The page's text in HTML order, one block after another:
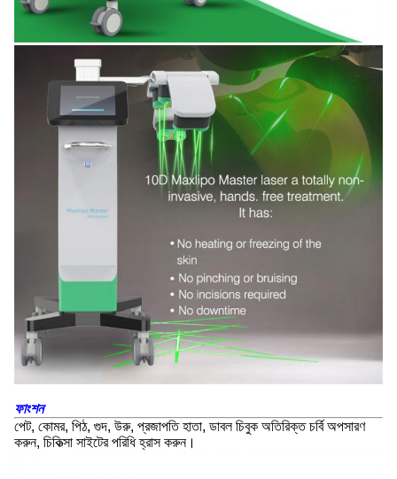
ফাংশন
পেট, কোমর, পিঠ, গুদ, উরু, প্রজাপতি হাতা, ডাবল চিবুক অতিরিক্ত চর্বি অপসারণ
করুন, চিকিত্সা সাইটের পরিধি হ্রাস করুন।